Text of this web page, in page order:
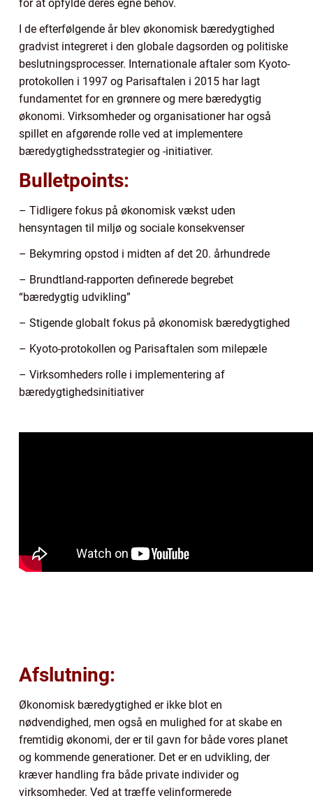
for at opfylde deres egne behov.
I de efterfølgende år blev økonomisk bæredygtighed
gradvist integreret i den globale dagsorden og politiske
beslutningsprocesser. Internationale aftaler som Kyoto-
protokollen i 1997 og Parisaftalen i 2015 har lagt
fundamentet for en grønnere og mere bæredygtig
økonomi. Virksomheder og organisationer har også
spillet en afgørende rolle ved at implementere
bæredygtighedsstrategier og -initiativer.
Bulletpoints:
– Tidligere fokus på økonomisk vækst uden
hensyntagen til miljø og sociale konsekvenser
– Bekymring opstod i midten af det 20. århundrede
– Brundtland-rapporten definerede begrebet
“bæredygtig udvikling”
– Stigende globalt fokus på økonomisk bæredygtighed
– Kyoto-protokollen og Parisaftalen som milepæle
– Virksomheders rolle i implementering af
bæredygtighedsinitiativer
Afslutning:
Økonomisk bæredygtighed er ikke blot en
nødvendighed, men også en mulighed for at skabe en
fremtidig økonomi, der er til gavn for både vores planet
og kommende generationer. Det er en udvikling, der
kræver handling fra både private individer og
virksomheder. Ved at træffe velinformerede